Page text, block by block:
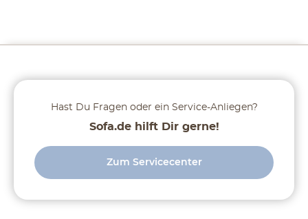
Hast Du Fragen oder ein Service-Anliegen?
Sofa.de hilft Dir gerne!
Zum Servicecenter